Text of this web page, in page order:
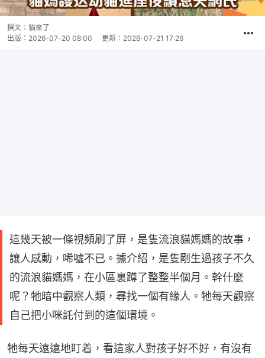
撰文： 貓來了
出版： 2026-07-20 08:00 更新： 2026-07-21 17:26
這幾天被一條視頻刷了屏，是隻流浪貓媽媽的故事，
讓人感動，唏噓不已。據介紹，是隻剛生過孩子不久
的流浪貓媽媽，在小區裏蹲了整整半個月。幹什麼
呢？牠暗中觀察人類，尋找一個有緣人。牠每天觀察
自己把小咪託付到的這個環境。
牠每天遠遠地盯着，看這家人對孩子好不好，有沒有